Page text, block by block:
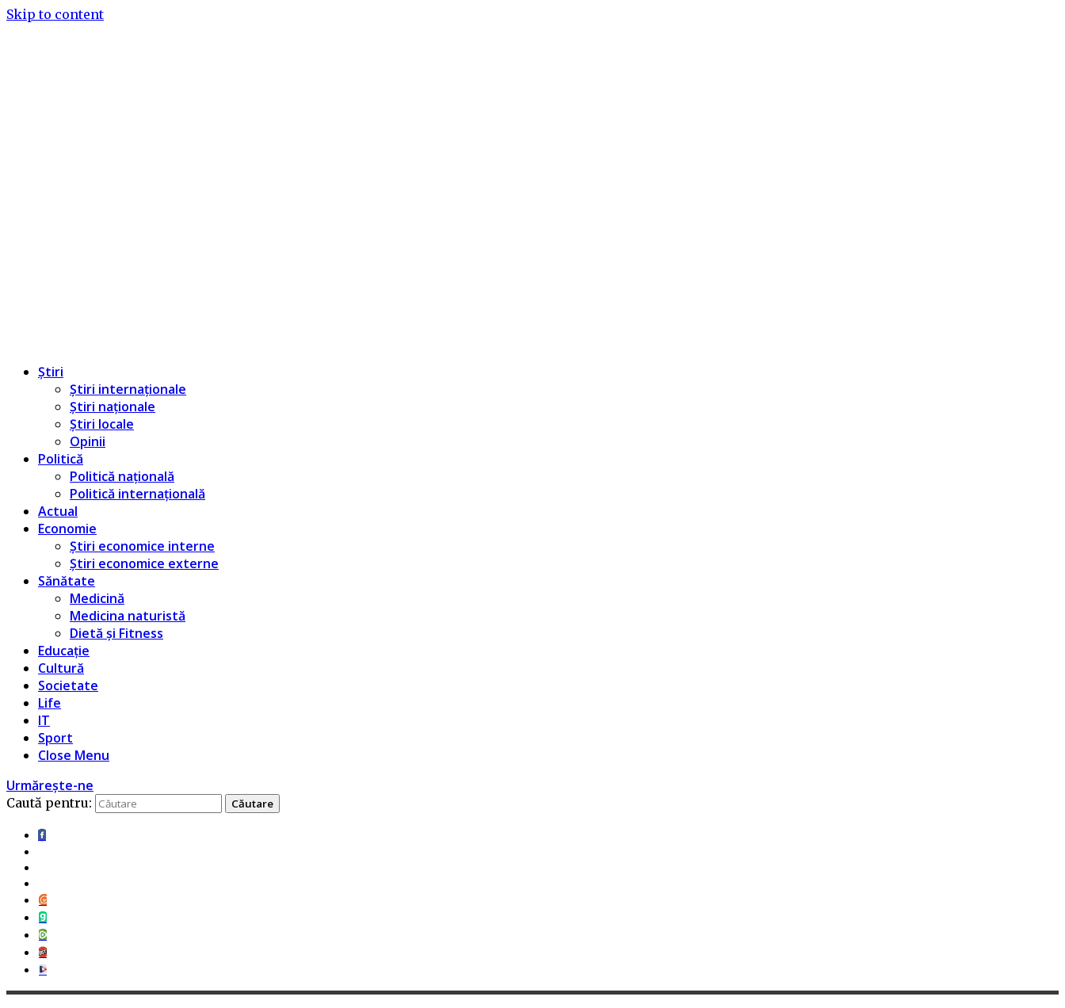
Skip to content
Știri
Știri internaționale
Știri naționale
Știri locale
Opinii
Politică
Politică națională
Politică internațională
Actual
Economie
Știri economice interne
Știri economice externe
Sănătate
Medicină
Medicina naturistă
Dietă și Fitness
Educație
Cultură
Societate
Life
IT
Sport
Close Menu
Urmărește-ne
Caută pentru: